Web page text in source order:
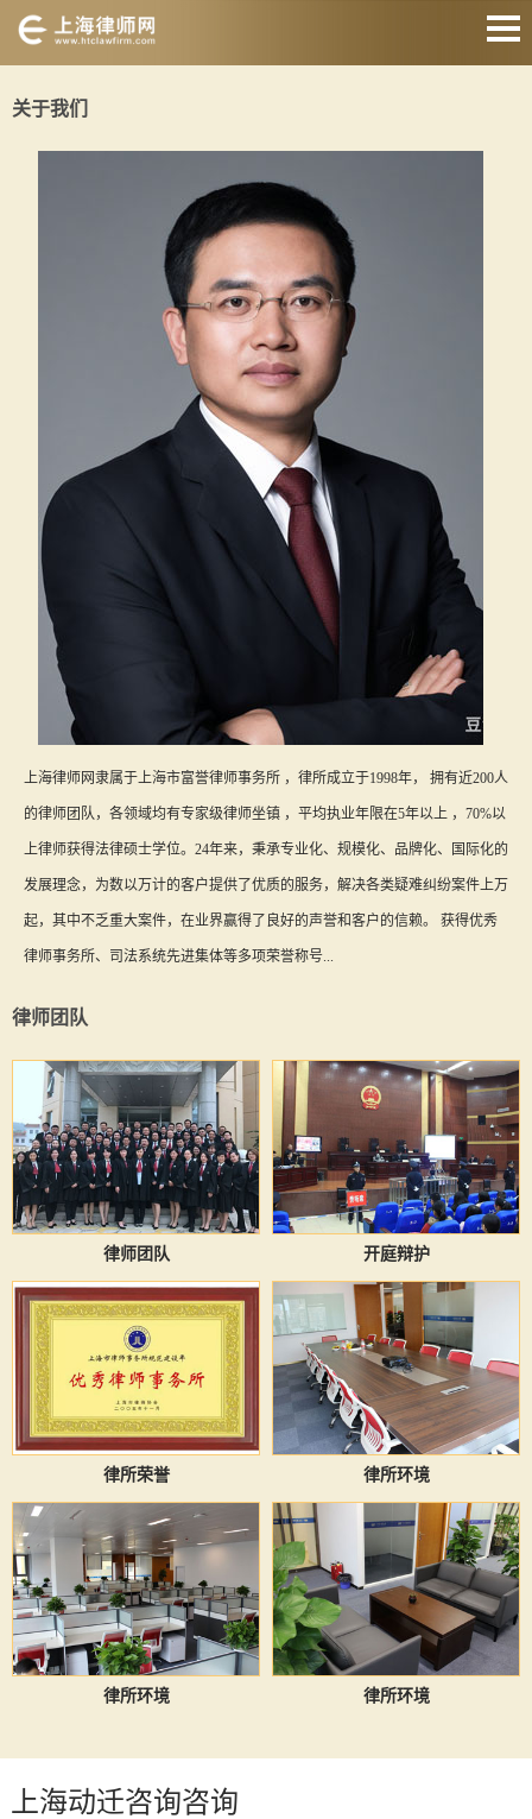
房产纠纷
债权债务
合同纠纷
征地拆迁
关于我们
关于我们
上海律师网隶属于上海市富誉律师事务所 ，律所成立于1998年， 拥有近200人
的律师团队，各领域均有专家级律师坐镇 ，平均执业年限在5年以上 ，70%以
上律师获得法律硕士学位。24年来，秉承专业化、规模化、品牌化、国际化的
发展理念，为数以万计的客户提供了优质的服务，解决各类疑难纠纷案件上万
起，其中不乏重大案件，在业界赢得了良好的声誉和客户的信赖。 获得优秀
律师事务所、司法系统先进集体等多项荣誉称号...
律师团队
律师团队 开庭辩护
律所荣誉 律所环境
律所环境 律所环境
上海动迁咨询咨询